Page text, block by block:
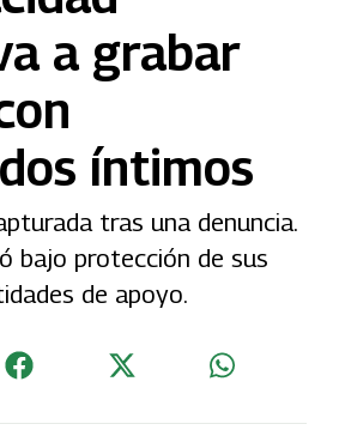
a grabar
íntimos
tras una denuncia.
bajo protección de sus
de apoyo.